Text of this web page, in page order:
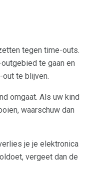
tegen time-outs.
te gaan en
te blijven.
omgaat. Als uw kind
waarschuw dan
je je elektronica
vergeet dan de